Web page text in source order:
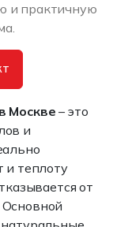
и практичную
Москве – это
и
и теплоту
от